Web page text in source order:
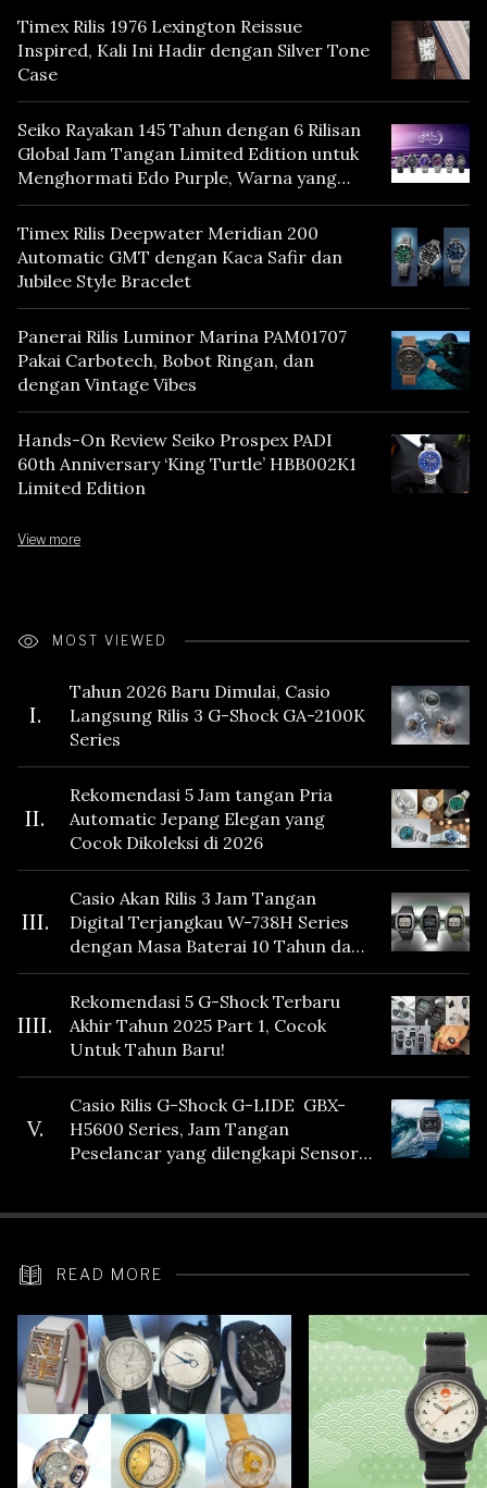
Timex Rilis 1976 Lexington Reissue
Inspired, Kali Ini Hadir dengan Silver Tone
Case
Seiko Rayakan 145 Tahun dengan 6 Rilisan
Global Jam Tangan Limited Edition untuk
Menghormati Edo Purple, Warna yang
Mencerminkan Warisan Tokyo
Timex Rilis Deepwater Meridian 200
Automatic GMT dengan Kaca Safir dan
Jubilee Style Bracelet
Panerai Rilis Luminor Marina PAM01707
Pakai Carbotech, Bobot Ringan, dan
dengan Vintage Vibes
Hands-On Review Seiko Prospex PADI
60th Anniversary ‘King Turtle’ HBB002K1
Limited Edition
View more
MOST VIEWED
I.
Tahun 2026 Baru Dimulai, Casio
Langsung Rilis 3 G-Shock GA-2100K
Series
II.
Rekomendasi 5 Jam tangan Pria
Automatic Jepang Elegan yang
Cocok Dikoleksi di 2026
III.
Casio Akan Rilis 3 Jam Tangan
Digital Terjangkau W-738H Series
dengan Masa Baterai 10 Tahun dan
Fitur Vibration
IIII.
Rekomendasi 5 G-Shock Terbaru
Akhir Tahun 2025 Part 1, Cocok
Untuk Tahun Baru!
V.
Casio Rilis G-Shock G-LIDE GBX-
H5600 Series, Jam Tangan
Peselancar yang dilengkapi Sensor
READ MORE